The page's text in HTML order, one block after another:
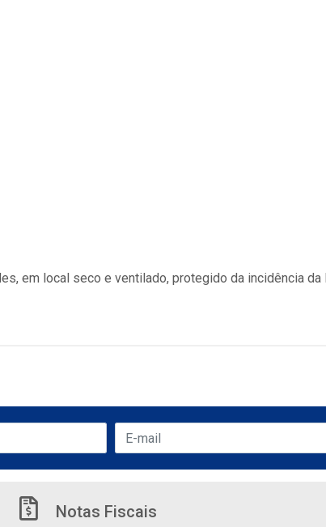
em local seco e ventilado, protegido da incidência da
Notas Fiscais